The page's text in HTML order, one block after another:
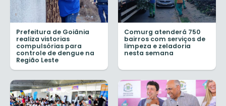
Prefeitura de Goiânia
realiza vistorias
compulsórias para
controle de dengue na
Região Leste
Comurg atenderá 750
bairros com serviços de
limpeza e zeladoria
nesta semana